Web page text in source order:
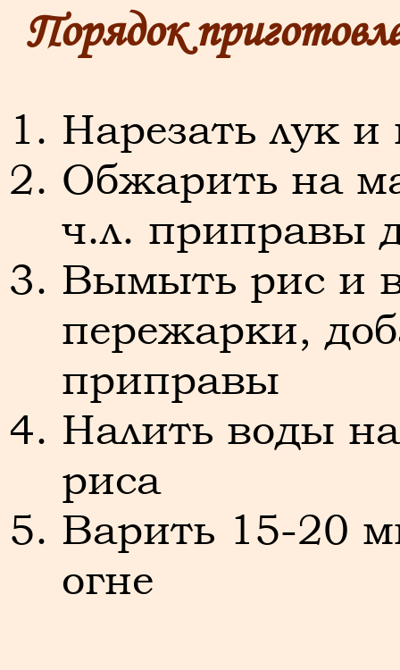
Порядок
Нарезать лук и
Обжарить на
ч.л. приправы
Вымыть рис и
пережарки,
приправы
Налить воды
риса
Варить 15-20
огне